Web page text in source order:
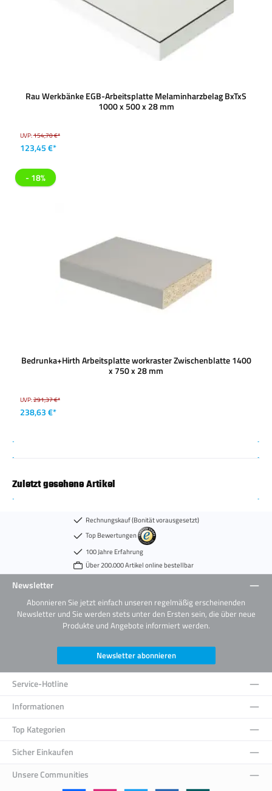
Rau Werkbänke EGB-Arbeitsplatte Melaminharzbelag BxTxS
1000 x 500 x 28 mm
UVP:154,70 €*
123,45 €*
- 18%
Bedrunka+Hirth Arbeitsplatte workraster Zwischenblatte 1400
x 750 x 28 mm
UVP:291,37 €*
238,63 €*
Zuletzt gesehene Artikel
Rechnungskauf (Bonität vorausgesetzt)
Top Bewertungen
100 Jahre Erfahrung
Über 200.000 Artikel online bestellbar
Newsletter
Abonnieren Sie jetzt einfach unseren regelmäßig erscheinenden
Newsletter und Sie werden stets unter den Ersten sein, die über neue
Produkte und Angebote informiert werden.
Newsletter abonnieren
Service-Hotline
Informationen
Top Kategorien
Sicher Einkaufen
Unsere Communities